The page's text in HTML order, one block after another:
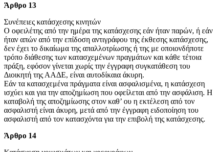
Άρθρο 13
Συνέπειες κατάσχεσης κινητών
Ο οφειλέτης από την ημέρα της κατάσχεσης εάν ήταν παρών, ή εάν
ήταν απών από την επίδοση αντιγράφου της έκθεσης κατάσχεσης,
δεν έχει το δικαίωμα της απαλλοτρίωσης ή της με οποιονδήποτε
τρόπο διάθεσης των κατασχεμένων πραγμάτων και κάθε τέτοια
πράξη, εφόσον γίνεται χωρίς την έγγραφη συγκατάθεση του
Διοικητή της ΑΑΔΕ, είναι αυτοδίκαια άκυρη.
Εάν τα κατασχεμένα πράγματα είναι ασφαλισμένα, η κατάσχεση
ισχύει και για την αποζημίωση που οφείλεται από την ασφάλιση. Η
καταβολή της αποζημίωσης στον καθ’ ου η εκτέλεση από τον
ασφαλιστή είναι άκυρη, μετά από την έγγραφη ειδοποίηση του
ασφαλιστή από τον κατασχόντα για την επιβολή της κατάσχεσης.
Άρθρο 14